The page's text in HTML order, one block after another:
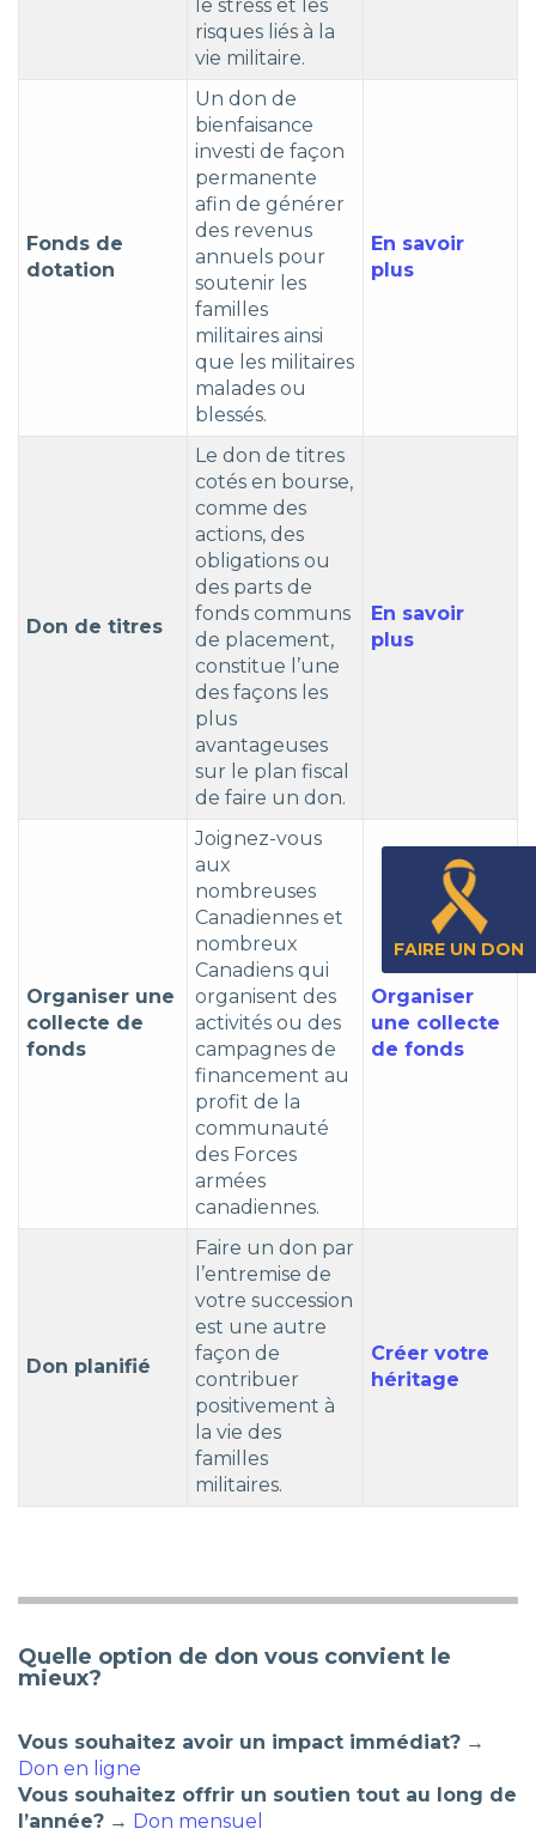
FAIRE UN DON
le stress et les
risques liés à la
vie militaire.
Fonds de
dotation
Un don de
bienfaisance
investi de façon
permanente
afin de générer
des revenus
annuels pour
soutenir les
familles
militaires ainsi
que les militaires
malades ou
blessés.
En savoir
plus
Don de titres
Le don de titres
cotés en bourse,
comme des
actions, des
obligations ou
des parts de
fonds communs
de placement,
constitue l’une
des façons les
plus
avantageuses
sur le plan fiscal
de faire un don.
En savoir
plus
Organiser une
collecte de
fonds
Joignez-vous
aux
nombreuses
Canadiennes et
nombreux
Canadiens qui
organisent des
activités ou des
campagnes de
financement au
profit de la
communauté
des Forces
armées
canadiennes.
Organiser
une collecte
de fonds
Don planifié
Faire un don par
l’entremise de
votre succession
est une autre
façon de
contribuer
positivement à
la vie des
familles
militaires.
Créer votre
héritage
Quelle option de don vous convient le
mieux?
Vous souhaitez avoir un impact immédiat? →
Don en ligne
Vous souhaitez offrir un soutien tout au long de
l’année? → Don mensuel